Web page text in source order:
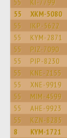
55 KI-7799
55 XKM-5080
55 IKP-5622
55 KYM-2871
55 PIZ-7090
55 PIP-8230
55 KNE-2155
55 XNE-9919
55 MIM-4599
55 AHE-9923
55 KZN-8285
8 KYM-1721